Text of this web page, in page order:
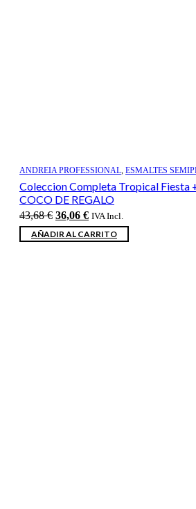
ANDREIA PROFESSIONAL, ESMALTES
Coleccion Completa Tropical Fiesta
COCO DE REGALO
43,68€ El
precio
original
36,06 €El
precio
actual
IVA Incl.
AÑADIR AL CARRITO